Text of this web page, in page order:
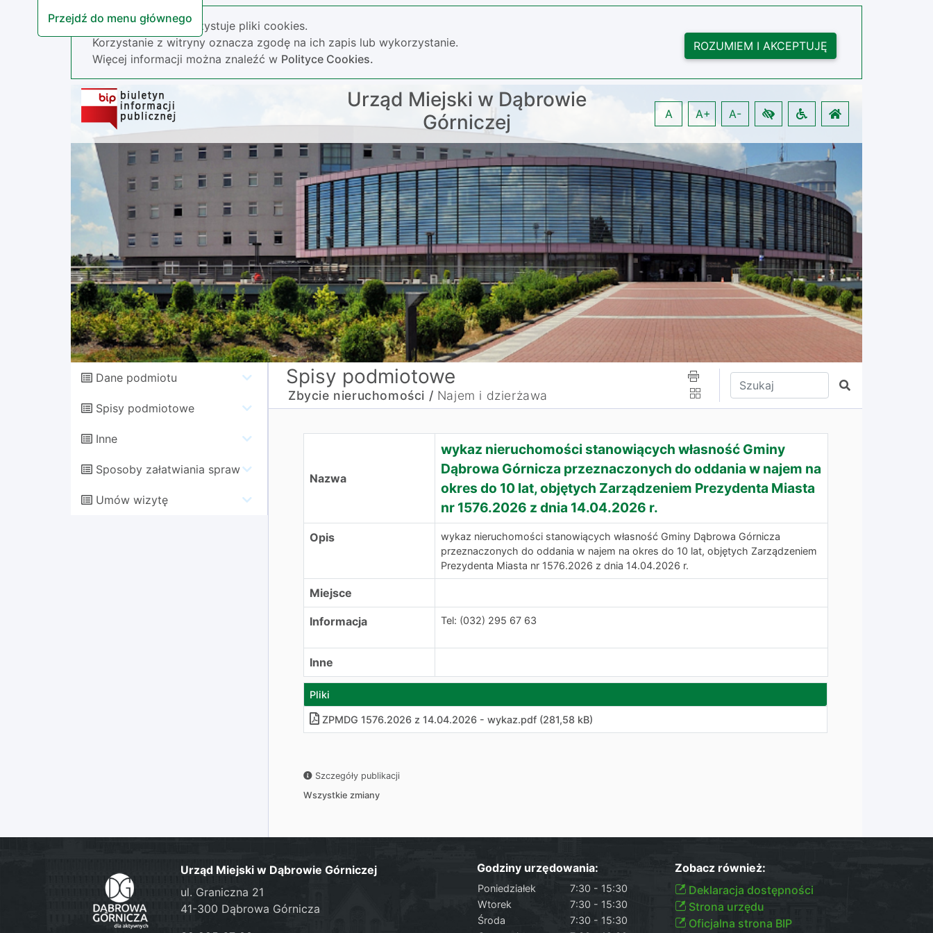
Przejdź do menu głównego
Nasza strona wykorzystuje pliki cookies.
Korzystanie z witryny oznacza zgodę na ich zapis lub wykorzystanie.
Więcej informacji można znaleźć w Polityce Cookies.
ROZUMIEM I AKCEPTUJĘ
Urząd Miejski w Dąbrowie
Górniczej
A A+ A-
Dane podmiotu
Spisy podmiotowe
Inne
Sposoby załatwiania spraw
Umów wizytę
Spisy podmiotowe
Zbycie nieruchomości / Najem i dzierżawa
Wpisz tekst do wyszukania
Szukaj
Nazwa
wykaz nieruchomości stanowiących własność Gminy
Dąbrowa Górnicza przeznaczonych do oddania w najem na
okres do 10 lat, objętych Zarządzeniem Prezydenta Miasta
nr 1576.2026 z dnia 14.04.2026 r.
Opis
wykaz nieruchomości stanowiących własność Gminy Dąbrowa Górnicza
przeznaczonych do oddania w najem na okres do 10 lat, objętych Zarządzeniem
Prezydenta Miasta nr 1576.2026 z dnia 14.04.2026 r.
Miejsce
Informacja Tel: (032) 295 67 63
Inne
Pliki
ZPMDG 1576.2026 z 14.04.2026 - wykaz.pdf (281,58 kB)
Szczegóły publikacji
Wszystkie zmiany
Urząd Miejski w Dąbrowie Górniczej
ul. Graniczna 21
41-300 Dąbrowa Górnicza
Godziny urzędowania:
Poniedziałek
7:30 - 15:30
Wtorek
7:30 - 15:30
Środa
7:30 - 15:30
Zobacz również:
Deklaracja dostępności
Strona urzędu
Oficjalna strona BIP